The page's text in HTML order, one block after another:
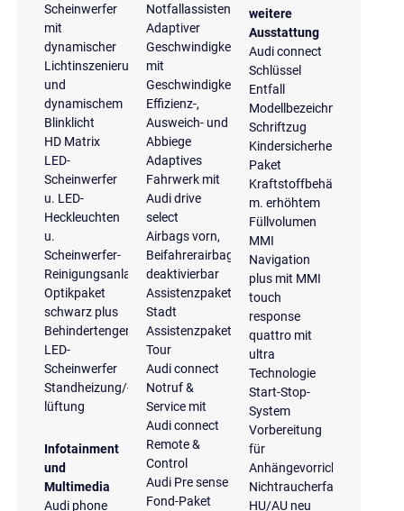
Scheinwerfer
mit
dynamischer
Lichtinszenierung
und
dynamischem
Blinklicht
HD Matrix
LED-
Scheinwerfer
u. LED-
Heckleuchten
u.
Scheinwerfer-
Reinigungsanlage
Optikpaket
schwarz plus
Behindertengerecht
LED-
Scheinwerfer
Standheizung/-
lüftung
Infotainment
und
Multimedia
Audi phone
Notfallassistent
Adaptiver
Geschwindigkeitsassistent
mit
Geschwindigkeitsbegrenzer,
Effizienz-,
Ausweich- und
Abbiege
Adaptives
Fahrwerk mit
Audi drive
select
Airbags vorn,
Beifahrerairbag
deaktivierbar
Assistenzpaket
Stadt
Assistenzpaket
Tour
Audi connect
Notruf &
Service mit
Audi connect
Remote &
Control
Audi Pre sense
Fond-Paket
weitere
Ausstattung
Audi connect
Schlüssel
Entfall
Modellbezeichnung
Schriftzug
Kindersicherheits-
Paket
Kraftstoffbehälter
m. erhöhtem
Füllvolumen
MMI
Navigation
plus mit MMI
touch
response
quattro mit
ultra
Technologie
Start-Stop-
System
Vorbereitung
für
Anhängevorrichtung
Nichtraucherfahrzeug
HU/AU neu